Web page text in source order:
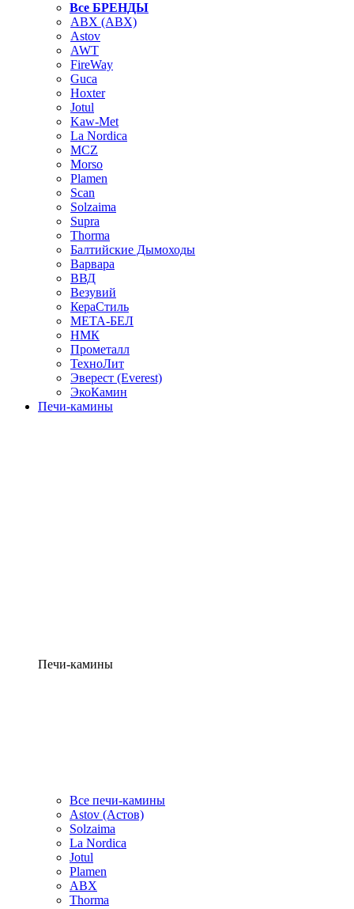
Все БРЕНДЫ
ABX (АВХ)
Astov
AWT
FireWay
Guca
Hoxter
Jotul
Kaw-Met
La Nordica
MCZ
Morso
Plamen
Scan
Solzaima
Supra
Thorma
Балтийские Дымоходы
Варвара
ВВД
Везувий
КераСтиль
МЕТА-БЕЛ
НМК
Прометалл
ТехноЛит
Эверест (Everest)
ЭкоКамин
Печи-камины
Печи-камины
Все печи-камины
Astov (Астов)
Solzaima
La Nordica
Jotul
Plamen
ABX
Thorma